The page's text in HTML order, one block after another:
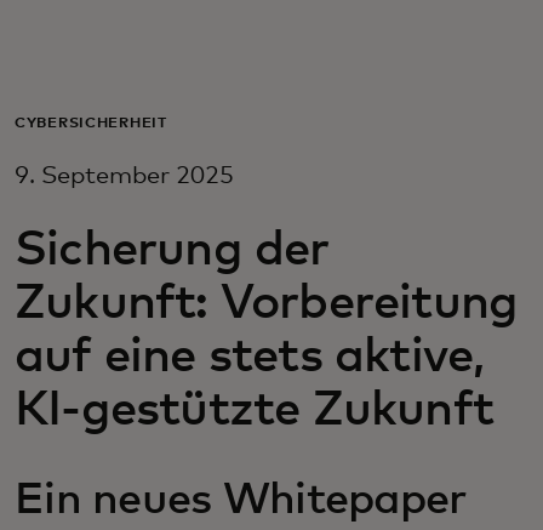
Für Unternehmen
Für Innovatoren
Neuigkeiten und Trends
CYBERSICHERHEIT
9. September 2025
Sicherung der
Zukunft: Vorbereitung
auf eine stets aktive,
KI-gestützte Zukunft
Ein neues Whitepaper